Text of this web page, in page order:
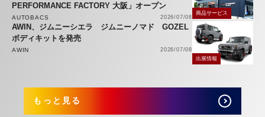
PERFORMANCE FACTORY 大阪」オープン
AUTOBACS 2026/07/08
商品サービス
AWIN、ジムニーシエラ ジムニーノマド GOZEL
ボディキットを発売
AWIN
2026/07/08
出展情報
もっと見る